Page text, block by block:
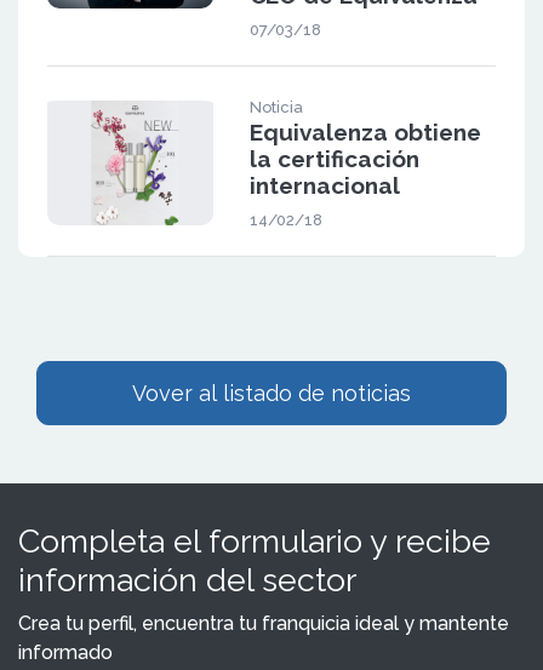
07/03/18
Noticia
Equivalenza obtiene
la certificación
internacional
14/02/18
Vover al listado de noticias
Completa el formulario y recibe
información del sector
Crea tu perfil, encuentra tu franquicia ideal y mantente
informado